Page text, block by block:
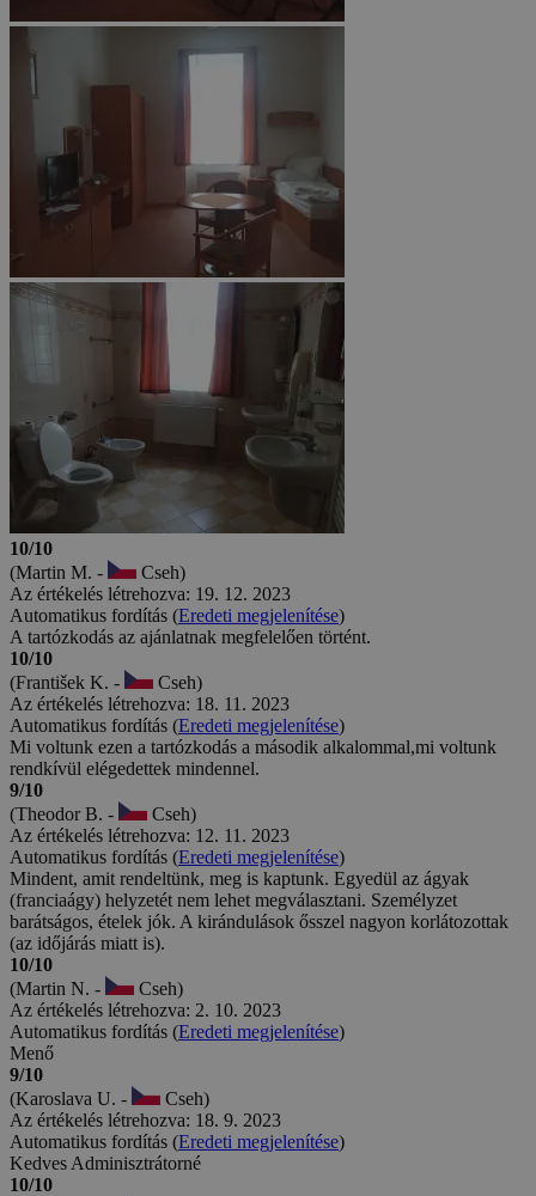
10/10
(Martin M. -
Cseh)
Az értékelés létrehozva: 19. 12. 2023
Automatikus fordítás (Eredeti megjelenítése)
A tartózkodás az ajánlatnak megfelelően történt.
10/10
(František K. -
Cseh)
Az értékelés létrehozva: 18. 11. 2023
Automatikus fordítás (Eredeti megjelenítése)
Mi voltunk ezen a tartózkodás a második alkalommal,mi voltunk
rendkívül elégedettek mindennel.
9/10
(Theodor B. -
Cseh)
Az értékelés létrehozva: 12. 11. 2023
Automatikus fordítás (Eredeti megjelenítése)
Mindent, amit rendeltünk, meg is kaptunk. Egyedül az ágyak
(franciaágy) helyzetét nem lehet megválasztani. Személyzet
barátságos, ételek jók. A kirándulások ősszel nagyon korlátozottak
(az időjárás miatt is).
10/10
(Martin N. -
Cseh)
Az értékelés létrehozva: 2. 10. 2023
Automatikus fordítás (Eredeti megjelenítése)
Menő
9/10
(Karoslava U. -
Cseh)
Az értékelés létrehozva: 18. 9. 2023
Automatikus fordítás (Eredeti megjelenítése)
Kedves Adminisztrátorné
10/10